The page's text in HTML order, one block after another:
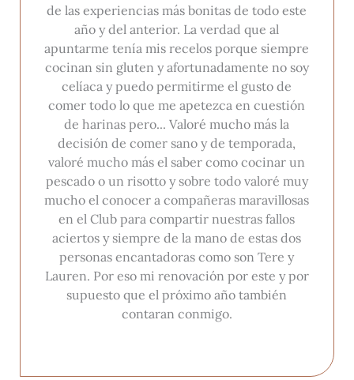
de las experiencias más bonitas de todo este
año y del anterior. La verdad que al
apuntarme tenía mis recelos porque siempre
cocinan sin gluten y afortunadamente no soy
celíaca y puedo permitirme el gusto de
comer todo lo que me apetezca en cuestión
de harinas pero... Valoré mucho más la
decisión de comer sano y de temporada,
valoré mucho más el saber como cocinar un
pescado o un risotto y sobre todo valoré muy
mucho el conocer a compañeras maravillosas
en el Club para compartir nuestras fallos
aciertos y siempre de la mano de estas dos
personas encantadoras como son Tere y
Lauren. Por eso mi renovación por este y por
supuesto que el próximo año también
contaran conmigo.